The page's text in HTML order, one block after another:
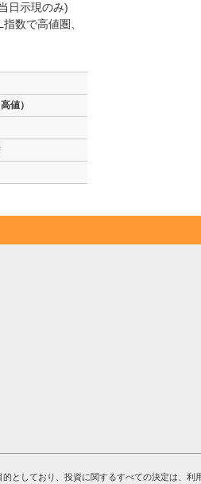
日示現のみ)
数で高値圏、
値）
としており、投資に関するすべての決定は、利